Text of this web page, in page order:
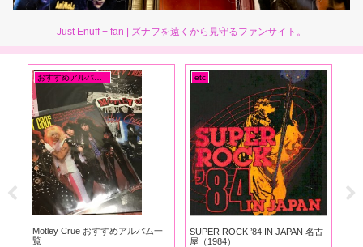
Just Enuff + fan | ズナフを遠くから見守るファンサイト。
おすすめアルバム一覧
Motley Crue おすすめアルバム一
覧
etc
SUPER ROCK ’84 IN JAPAN 名古
屋（1984）